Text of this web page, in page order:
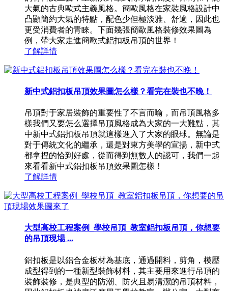
大氣的古典歐式主義風格。簡歐風格在家裝風格設計中
凸顯簡約大氣的特點，配色少但極淡雅、舒適，因此也
更受消費者的青睞。下面幾張簡歐風格裝修效果圖為
例，帶大家走進簡歐式鋁扣板吊頂的世界！
了解詳情
新中式鋁扣板吊頂效果圖怎么樣？看完在裝也不晚！
吊頂對于家居裝飾的重要性了不言而喻，而吊頂風格多
樣我們又要怎么選擇吊頂風格成為大家的一大難點，其
中新中式鋁扣板吊頂就這樣進入了大家的眼球。無論是
對于傳統文化的繼承，還是對東方美學的宣揚，新中式
都拿捏的恰到好處，從而得到無數人的認可，我們一起
來看看新中式鋁扣板吊頂效果圖怎樣！
了解詳情
大型高校工程案例_學校吊頂_教室鋁扣板吊頂，你想要
的吊頂現場 ...
鋁扣板是以鋁合金板材為基底，通過開料，剪角，模壓
成型得到的一種新型裝飾材料，其主要用來進行吊頂的
裝飾裝修，是典型的防潮、防火且易清潔的吊頂材料，